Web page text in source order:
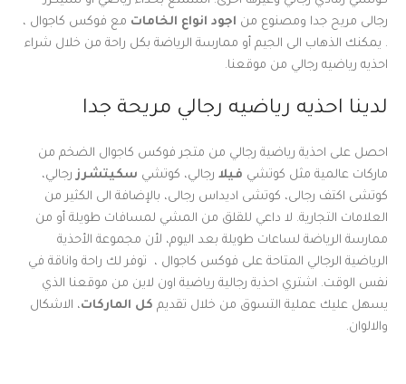
رجالى مريح جدا ومصنوع من اجود انواع الخامات مع فوكس كاجوال ،
. يمكنك الذهاب الى الجيم أو ممارسة الرياضة بكل راحة من خلال شراء
احذيه رياضيه رجالي من موقعنا.
لدينا احذيه رياضيه رجالي مريحة جدا
احصل على احذية رياضية رجالي من متجر فوكس كاجوال الضخم من
ماركات عالمية مثل كوتشي فيلا رجالي، كوتشي سكيتشرزرجالي،
كوتشى اكتف رجالى، كوتشى اديداس رجالى، بالإضافة الى الكثير من
العلامات التجارية. لا داعي للقلق من المشي لمسافات طويلة أو من
ممارسة الرياضة لساعات طويلة بعد اليوم، لأن مجموعة الأحذية
الرياضية الرجالي المتاحة على فوكس كاجوال ، توفر لك راحة واناقة في
نفس الوقت. اشتري احذية رجالية رياضية اون لاين من موقعنا الذي
يسهل عليك عملية التسوق من خلال تقديم كل الماركات، الاشكال
والالوان.